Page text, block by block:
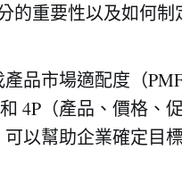
的重要性以及如何制
品市場適配度（
4P（產品、價格、
以幫助企業確定目